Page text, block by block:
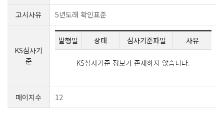
고시사유 5년도래 확인표준
KS심사기
준
발행일 상태 심사기준파일 사유
KS심사기준 정보가 존재하지 않습니다.
페이지수 12